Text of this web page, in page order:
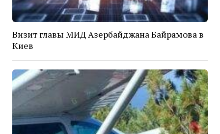
Визит главы МИД Азербайджана Байрамова в
Киев